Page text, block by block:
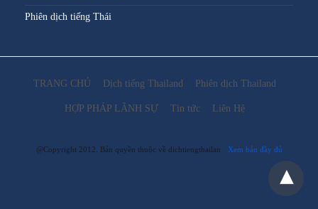
Phiên dịch tiếng Thái
TRANG CHỦ Dịch tiếng Thailand Phiên dịch Thailand
HỢP PHÁP LÃNH SỰ Tin tức Liên Hệ
@Copyright 2012. Bản quyền thuộc về dichtiengthailan Xem bản đầy đủ